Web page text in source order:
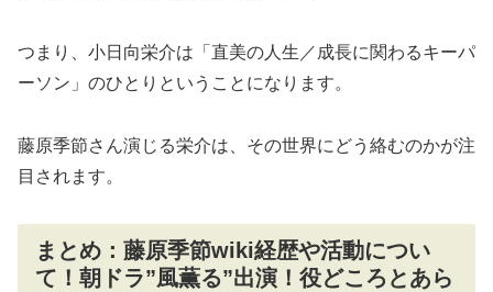
つまり、小日向栄介は「直美の人生／成長に関わるキーパ
ーソン」のひとりということになります。
藤原季節さん演じる栄介は、その世界にどう絡むのかが注
目されます。
まとめ：藤原季節wiki経歴や活動につい
て！朝ドラ”風薫る”出演！役どころとあら